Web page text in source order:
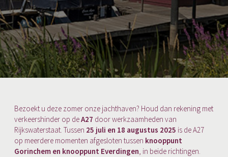
Bezoekt u deze zomer onze jachthaven? Houd dan rekening met
verkeershinder op deA27 door werkzaamheden van
Rijkswaterstaat. Tussen 25 juli en 18 augustus 2025 is de A27
op meerdere momenten afgesloten tussen knooppunt
Gorinchem en knooppunt Everdingen, in beide richtingen.